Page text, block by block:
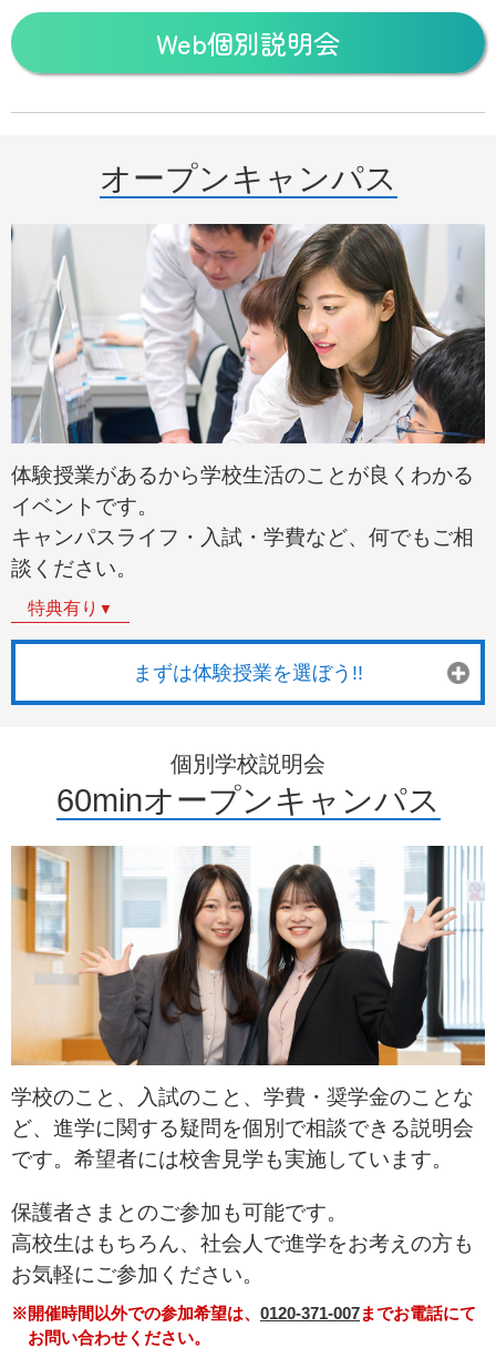
Web個別説明会
オープンキャンパス
体験授業があるから学校生活のことが良くわかる
イベントです。
キャンパスライフ・入試・学費など、何でもご相
談ください。
特典有り ▼
まずは体験授業を選ぼう!!
個別学校説明会
60minオープンキャンパス
学校のこと、入試のこと、学費・奨学金のことな
ど、進学に関する疑問を個別で相談できる説明会
です。希望者には校舎見学も実施しています。
保護者さまとのご参加も可能です。
高校生はもちろん、社会人で進学をお考えの方も
お気軽にご参加ください。
※開催時間以外での参加希望は、 0120-371-007までお電話にて
お問い合わせください。